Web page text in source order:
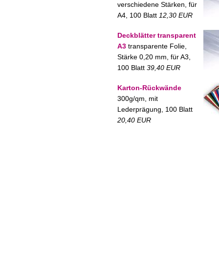
verschiedene Stärken, für
A4, 100 Blatt 12,30 EUR
Deckblätter transparent
A3 transparente Folie,
Stärke 0,20 mm, für A3,
100 Blatt 39,40 EUR
Karton-Rückwände
300g/qm, mit
Lederprägung, 100 Blatt
20,40 EUR